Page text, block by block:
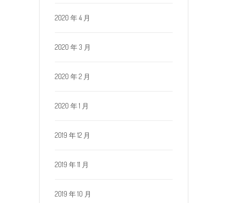
2020 年 4 月
2020 年 3 月
2020 年 2 月
2020 年 1 月
2019 年 12 月
2019 年 11 月
2019 年 10 月